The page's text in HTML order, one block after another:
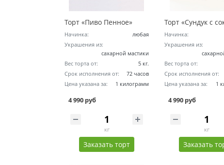
Торт «Пиво Пенное»
Начинка:
любая
Украшения из:
сахарной мастики
Вес торта от:
5 кг.
Срок исполнения от:
72 часов
Цена указана за:
1 килограмм
4 990 руб
кг
Заказать торт
Начинка:
Украшения из:
Вес торта от:
Срок исполнения от:
Цена указана за:
1
4 990 руб
кг
Заказать